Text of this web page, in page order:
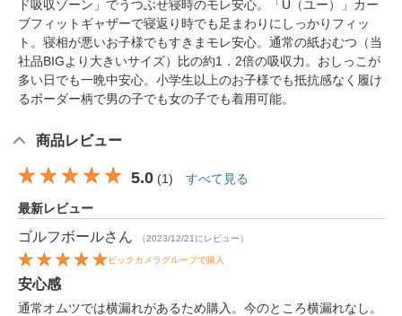
ド吸収ゾーン」でうつぶせ寝時のモレ安心。「U（ユー）」カー
ブフィットギャザーで寝返り時でも足まわりにしっかりフィッ
ト。寝相が悪いお子様でもすきまモレ安心。通常の紙おむつ（当
社品BIGより大きいサイズ）比の約1．2倍の吸収力。おしっこが
多い日でも一晩中安心。小学生以上のお子様でも抵抗感なく履け
るボーダー柄で男の子でも女の子でも着用可能。
商品レビュー
5.0 (1) すべて見る
最新レビュー
ゴルフボールさん （2023/12/21にレビュー）
ビックカメラグループで購入
安心感
通常オムツでは横漏れがあるため購入。今のところ横漏れなし。